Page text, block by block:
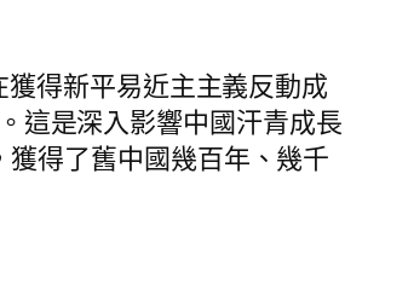
得新平易近主主義反動成
這是深入影響中國汗青成長
得了舊中國幾百年、幾千